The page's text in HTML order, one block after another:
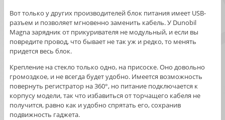
Вот только у других производителей блок питания имеет USB-
разъем и позволяет мгновенно заменить кабель. У Dunobil
Magna зарядник от прикуривателя не модульный, и если вы
повредите провод, что бывает не так уж и редко, то менять
придется весь блок.
Крепление на стекло только одно, на присоске. Оно довольно
громоздкое, и не всегда будет удобно. Имеется возможность
повернуть регистратор на 360°, но питание подключается к
корпусу модели, так что избавиться от торчащего кабеля не
получится, равно как и удобно спрятать его, сохранив
подвижность гаджета.